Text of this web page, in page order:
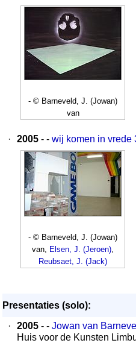
- © Barneveld, J. (Jowan)
van
· 2005 - - wij komen in vrede
- © Barneveld, J. (Jowan)
van, Elsen, J. (Jeroen),
Reubsaet, J. (Jack)
Presentaties (solo):
·
2005 - - Jowan van
Huis voor de Kunsten